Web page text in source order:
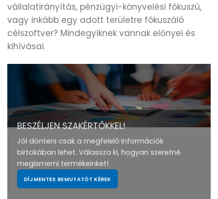
vállalatirányítás, pénzügyi-könyvelési fókuszú,
vagy inkább egy adott területre fókuszáló
célszoftver? Mindegyiknek vannak előnyei és
kihívásai.
BESZÉLJEN SZAKÉRTŐKKEL!
Jól dönteni csak a megfelelő információk
birtokában lehet. Válassza ki, hogyan szeretné
megismerni termékeinket!
DÍJMENTES BEMUTATÓT KÉREK